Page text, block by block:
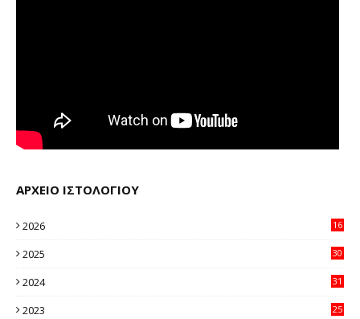
ΑΡΧΕΙΟ ΙΣΤΟΛΟΓΙΟΥ
2026
16
2025
30
2024
31
2023
25